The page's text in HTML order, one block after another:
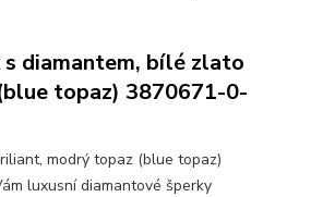
diamantem, bílé zlato
topaz) 3870671-0-
modrý topaz (blue topaz)
luxusní diamantové šperky